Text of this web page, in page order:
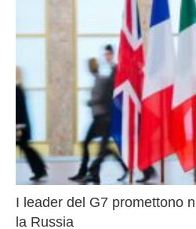
I leader del G7 promettono
la Russia